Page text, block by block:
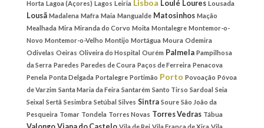
Horta Lagoa (Açores) Lagos Leiria Lisboa Loulé Loures Lousada
Lousã Madalena Mafra Maia Mangualde Matosinhos Mação
Mealhada Mira Miranda do Corvo Moita Montalegre Montemor-o-
Novo Montemor-o-Velho Montijo Mortágua Moura Odemira
Odivelas Oeiras Oliveira do Hospital Ourém Palmela Pampilhosa
da Serra Paredes Paredes de Coura Paços de Ferreira Penacova
Penela Ponta Delgada Portalegre Portimão Porto Povoação Póvoa
de Varzim Santa Maria da Feira Santarém Santo Tirso Sardoal Seia
Seixal Sertã Sesimbra Setúbal Silves Sintra Soure São João da
Pesqueira Tomar Tondela Torres Novas Torres Vedras Tábua
Vila de Rei Vila Franca de Xira Vila